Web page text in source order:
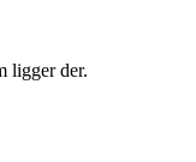
ligger der.